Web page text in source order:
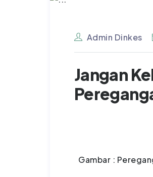
Admin Dinkes
Jangan
Gambar :